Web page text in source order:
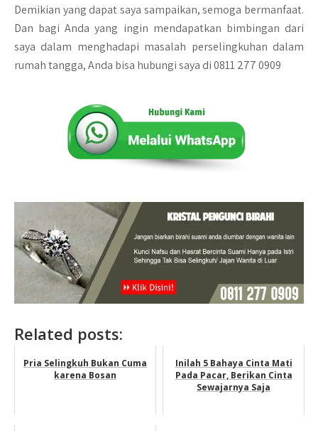
Demikian yang dapat saya sampaikan, semoga bermanfaat.
Dan bagi Anda yang ingin mendapatkan bimbingan dari
saya dalam menghadapi masalah perselingkuhan dalam
rumah tangga, Anda bisa hubungi saya di 0811 277 0909
Related posts:
Pria Selingkuh Bukan Cuma
karena Bosan
Inilah 5 Bahaya Cinta Mati
Pada Pacar, Berikan Cinta
Sewajarnya Saja